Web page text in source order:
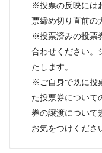
※投票の反映には
票締め切り直前の
※投票済みの投票
合わせください。
たします。
※ご自身で既に投
た投票券について
券の譲渡について
お気をつけくださ